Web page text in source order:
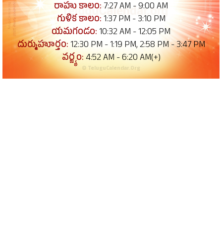
రాహు కాలం: 7:27 AM - 9:00 AM
గుళిక కాలం:1:37 PM - 3:10 PM
యమగండం:10:32 AM - 12:05 PM
దుర్ముహూర్తం:12:30 PM - 1:19 PM, 2:58 PM - 3:47 PM
వర్జ్యం:4:52 AM - 6:20 AM(+)
© TeluguCalendar.Org